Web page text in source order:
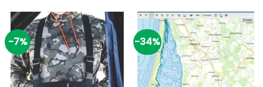
-7% -34%